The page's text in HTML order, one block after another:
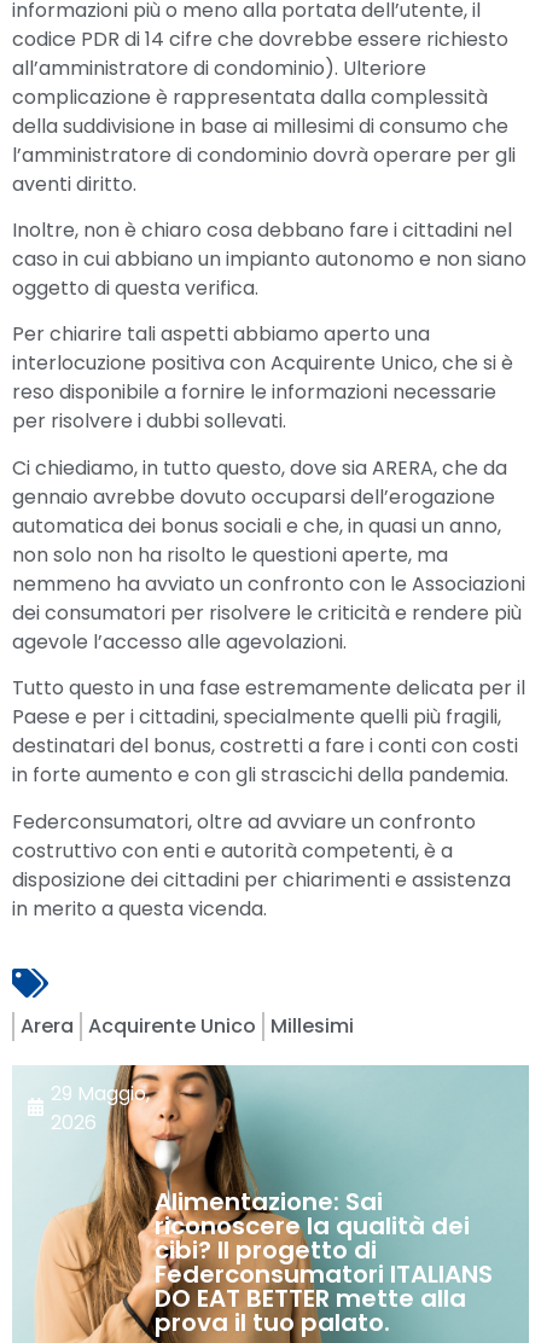
informazioni più o meno alla portata dell’utente, il
codice PDR di 14 cifre che dovrebbe essere richiesto
all’amministratore di condominio). Ulteriore
complicazione è rappresentata dalla complessità
della suddivisione in base ai millesimi di consumo che
l’amministratore di condominio dovrà operare per gli
aventi diritto.
Inoltre, non è chiaro cosa debbano fare i cittadini nel
caso in cui abbiano un impianto autonomo e non siano
oggetto di questa verifica.
Per chiarire tali aspetti abbiamo aperto una
interlocuzione positiva con Acquirente Unico, che si è
reso disponibile a fornire le informazioni necessarie
per risolvere i dubbi sollevati.
Ci chiediamo, in tutto questo, dove sia ARERA, che da
gennaio avrebbe dovuto occuparsi dell’erogazione
automatica dei bonus sociali e che, in quasi un anno,
non solo non ha risolto le questioni aperte, ma
nemmeno ha avviato un confronto con le Associazioni
dei consumatori per risolvere le criticità e rendere più
agevole l’accesso alle agevolazioni.
Tutto questo in una fase estremamente delicata per il
Paese e per i cittadini, specialmente quelli più fragili,
destinatari del bonus, costretti a fare i conti con costi
in forte aumento e con gli strascichi della pandemia.
Federconsumatori, oltre ad avviare un confronto
costruttivo con enti e autorità competenti, è a
disposizione dei cittadini per chiarimenti e assistenza
in merito a questa vicenda.
Arera Acquirente Unico Millesimi
29 Maggio,
2026
Alimentazione: Sai
riconoscere la qualità dei
cibi? Il progetto di
Federconsumatori ITALIANS
DO EAT BETTER mette alla
prova il tuo palato.